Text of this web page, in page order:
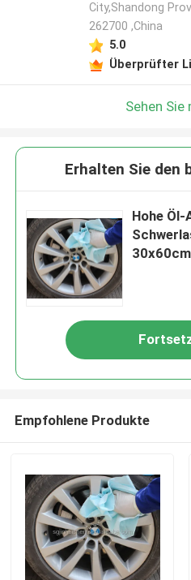
City,Shandong
262700 ,China
5.0
Überprüfter
Sehen Sie
Erhalten Sie den
Hohe
Empfohlene Produkte